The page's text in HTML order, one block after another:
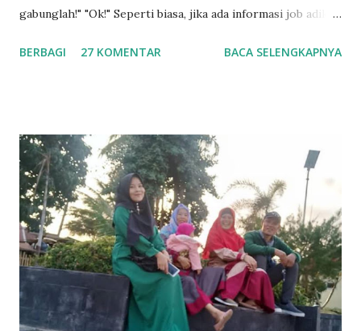
gabunglah!" "Ok!" Seperti biasa, jika ada informasi job adikku
jika ada info job yang Saya dapatkan maka akan Saya share
kemudian grup sudah dipenuhi dengan chat - teman
termasuk adikku - yang sudah mulai melakukan pemesanan,
mulai dari jenis pesanan (scarf/pasmina, tunik, gamis, Koko
+ sarung, sarimbit couple hingga sarimbit keluarga), ukuran
yang dipesan, hingga segala macam prosedur yang
meyakinkan jika campaign ini memang benar adanya, bukan
tipu-tipu. Terlebih yang menjadi penanggung jawab di grup
juga seorang teman satu profesi (di g...
BERBAGI 27 KOMENTAR BACA SELENGKAPNYA